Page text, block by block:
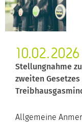
10.02.2026
Stellungnahme
zweiten
Allgemeine